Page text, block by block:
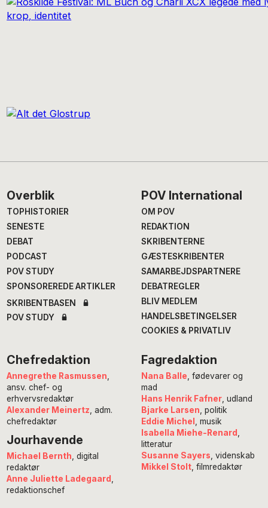
Footer
Overblik
TOPHISTORIER
SENESTE
DEBAT
PODCAST
POV STUDY
SPONSOREREDE ARTIKLER
SKRIBENTBASEN
POV STUDY
POV International
OM POV
REDAKTION
SKRIBENTERNE
GÆSTESKRIBENTER
SAMARBEJDSPARTNERE
DEBATREGLER
BLIV MEDLEM
HANDELSBETINGELSER
COOKIES & PRIVATLIV
Chefredaktion
Annegrethe Rasmussen
ansv. chef- og
erhvervsredaktør
Alexander Meinertz , adm.
chefredaktør
Jourhavende
Michael Bernth , digital
redaktør
Anne Juliette Ladegaard
redaktionschef
Fagredaktion
Nana Balle , fødevarer og
mad
Hans Henrik Fafner, udland
Bjarke Larsen , politik
Eddie Michel
, musik
Isabella Miehe-Renard
litteratur
Susanne Sayers , videnskab
Mikkel Stolt, filmredaktør